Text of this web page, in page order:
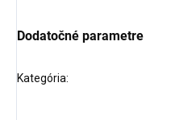
Dodatočné parametre
Kategória: